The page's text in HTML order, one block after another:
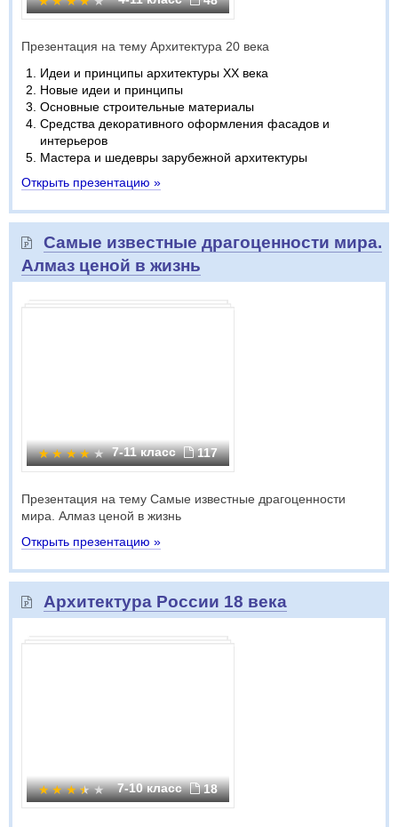
Презентация на тему Архитектура 20 века
Идеи и принципы архитектуры ХХ века
Новые идеи и принципы
Основные строительные материалы
Средства декоративного оформления фасадов и
интерьеров
Мастера и шедевры зарубежной архитектуры
Открыть презентацию »
Самые известные драгоценности мира.
Алмаз ценой в жизнь
7-11 класс 117
Презентация на тему Самые известные драгоценности
мира. Алмаз ценой в жизнь
Открыть презентацию »
Архитектура России 18 века
7-10 класс 18